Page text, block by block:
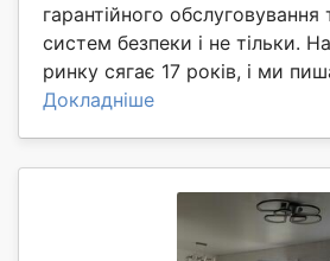
гарантійного
систем безпеки і не тільки.
ринку сягає 17 років, і ми
Докладніше